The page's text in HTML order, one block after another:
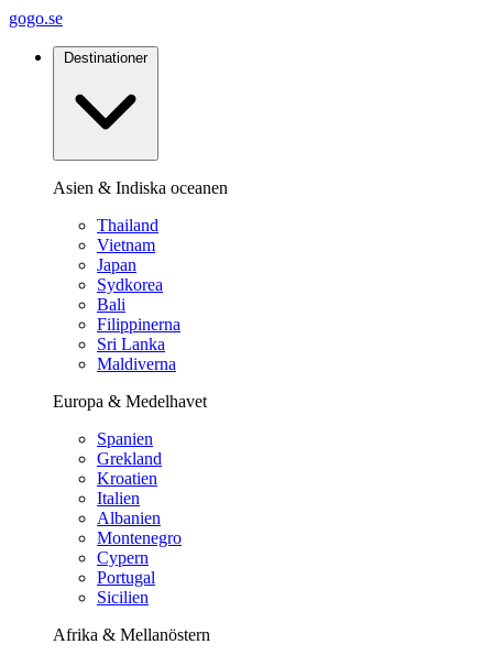
gogo.se
Destinationer
Asien & Indiska oceanen
Thailand
Vietnam
Japan
Sydkorea
Bali
Filippinerna
Sri Lanka
Maldiverna
Europa & Medelhavet
Spanien
Grekland
Kroatien
Italien
Albanien
Montenegro
Cypern
Portugal
Sicilien
Afrika & Mellanöstern